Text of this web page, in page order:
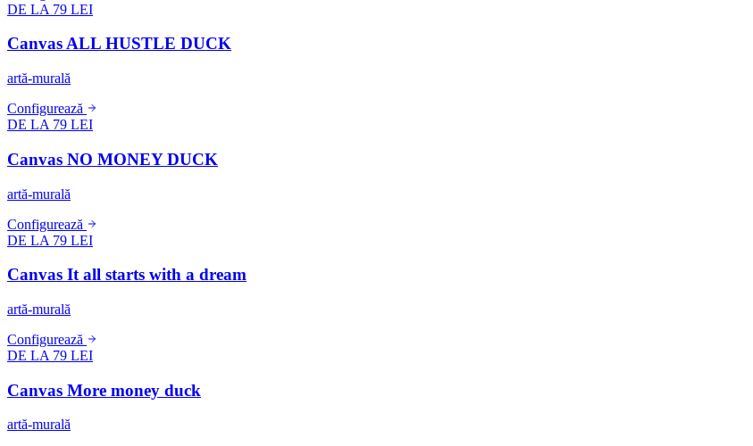
DE LA 79 LEI
Canvas ALL HUSTLE DUCK
artă-murală
Configurează
DE LA 79 LEI
Canvas NO MONEY DUCK
artă-murală
Configurează
DE LA 79 LEI
Canvas It all starts with a dream
artă-murală
Configurează
DE LA 79 LEI
Canvas More money duck
artă-murală